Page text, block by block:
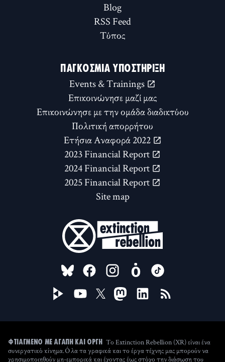
Blog
RSS Feed
Τύπος
ΠΑΓΚΌΣΜΙΑ ΥΠΟΣΤΉΡΙΞΗ
Events & Trainings
Επικοινώνησε μαζί μας
Επικοινώνησε με την ομάδα διαδικτύου
Πολιτική απορρήτου
Ετήσια Αναφορά 2022
2023 Financial Report
2024 Financial Report
2025 Financial Report
Site map
FOLLOW US ON
ΦΤΙΑΓΜΈΝΟ ΜΕ ΑΓΆΠΗ ΚΑΙ ΟΡΓΉ
Το Extinction Rebellion (XR) είναι ένα
συνεργατικό κίνημα. Όλα τα γραφικά και το έργα τέχνης μας μπορούν να
χρησιμοποιηθούν μη-εμπορικά και έχοντας έως στόχο την διάσωση του